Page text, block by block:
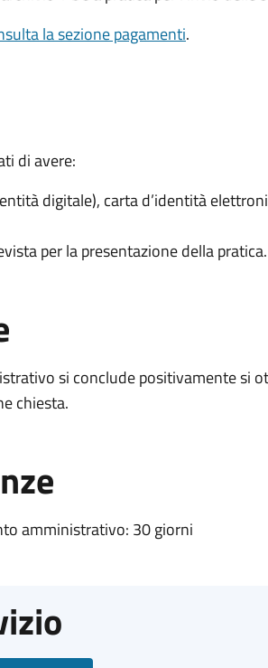
la sezione pagamenti.
di avere:
digitale), carta d’identità
per la presentazione della pratica.
si conclude positivamente si
chiesta.
amministrativo: 30 giorni